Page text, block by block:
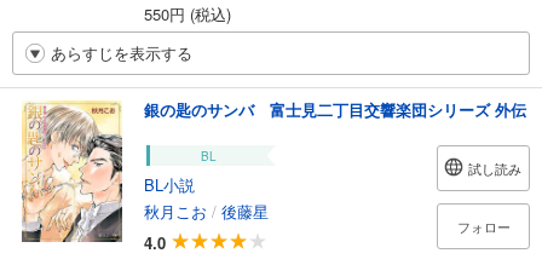
550円 (税込)
あらすじを表示する
銀の匙のサンバ 富士見二丁目交響楽団シリーズ 外伝
BL
BL小説
秋月こお / 後藤星
4.0
試し読み
フォロー